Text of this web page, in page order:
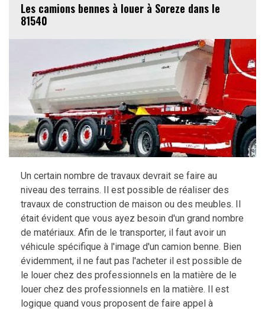
Les camions bennes à louer à Soreze dans le
81540
Un certain nombre de travaux devrait se faire au
niveau des terrains. Il est possible de réaliser des
travaux de construction de maison ou des meubles. Il
était évident que vous ayez besoin d'un grand nombre
de matériaux. Afin de le transporter, il faut avoir un
véhicule spécifique à l'image d'un camion benne. Bien
évidemment, il ne faut pas l'acheter il est possible de
le louer chez des professionnels en la matière de le
louer chez des professionnels en la matière. Il est
logique quand vous proposent de faire appel à